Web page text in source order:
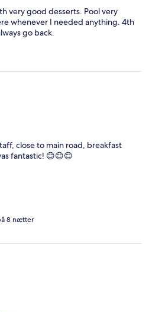
very good desserts. Pool very
whenever I needed anything. 4th
go back.
close to main road, breakfast
fantastic! 😊😊😊
8 nætter